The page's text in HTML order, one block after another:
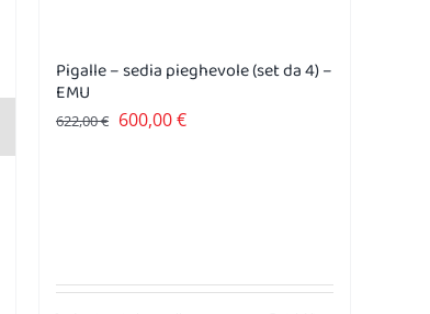
Pigalle – sedia pieghevole (set da 4) –
EMU
622,00€ Il
600,00€Il